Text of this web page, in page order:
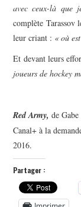
avec ceux-là que
complète Tarassov
leur criant : « où
Et devant leurs
joueurs de hockey
Red Army,de
Canal+ à la
2016.
Partager :